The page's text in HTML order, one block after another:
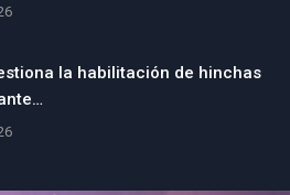
la habilitación de hinchas